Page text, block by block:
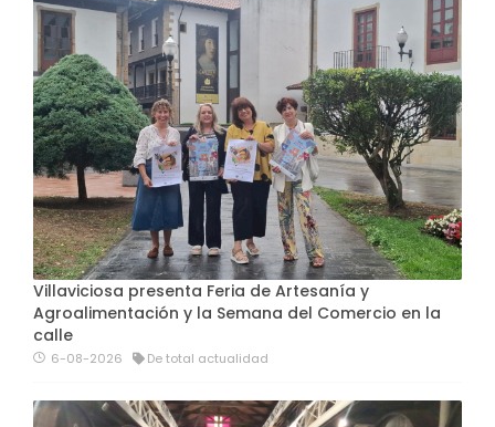
Villaviciosa presenta Feria de Artesanía y
Agroalimentación y la Semana del Comercio en la
calle
6-08-2026 De total actualidad